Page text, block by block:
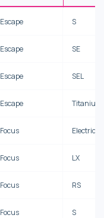
Escape S
Escape SE
Escape SEL
Escape Titanium
Focus Electric
Focus LX
Focus RS
Focus S